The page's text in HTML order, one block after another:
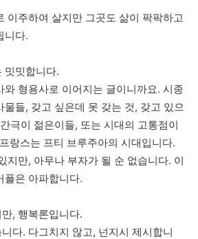
이주하여 살지만 그곳도 삶이 팍팍하고
니다.
밋밋합니다.
와 형용사로 이어지는 글이니까요. 시종
물들, 갖고 싶은데 못 갖는 것, 갖고 있으
간극이 젊은이들, 또는 시대의 고통점이
프랑스는 프티 브루주아의 시대입니다.
지만, 아무나 부자가 될 순 없습니다. 이
플은 아파합니다.
만, 행복론입니다.
다. 다그치지 않고, 넌지시 제시합니